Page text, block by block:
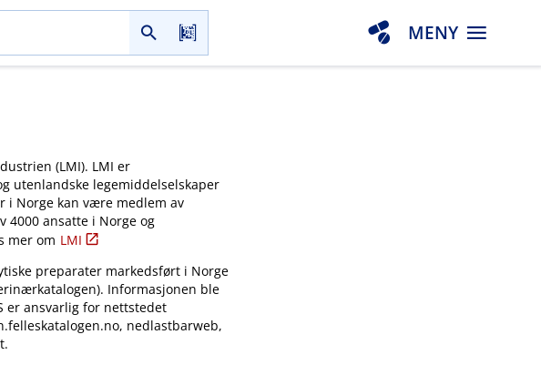
MENY
(LMI). LMI er
utenlandske legemiddelselskaper
i Norge kan være medlem av
4000 ansatte i Norge og
mer om LMI
preparater markedsført i Norge
Informasjonen ble
er ansvarlig for nettstedet
nedlastbarweb,